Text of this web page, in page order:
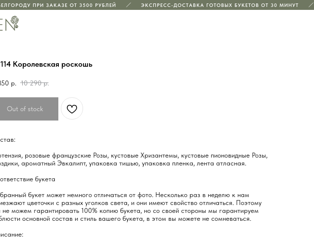
ПРИ ЗАКАЗЕ ОТ 3500 РУБЛЕЙ ЭКСПРЕСС-ДОСТАВКА ГОТОВЫХ БУКЕТОВ ОТ 30 МИНУТ
Королевская роскошь
р. 10 290 р.
Out of stock
розовые французские Розы, кустовые Хризантемы, кустовые пионовидные Розы,
ароматный Эвкалипт, упаковка тишью, упаковка пленка, лента атласная.
букета
букет может немного отличаться от фото. Несколько раз в неделю к нам
цветочки с разных уголков света, и они имеют свойство отличаться. Поэтому
можем гарантировать 100% копию букета, но со своей стороны мы гарантируем
основной состав и стиль вашего букета, в этом вы можете не сомневаться.